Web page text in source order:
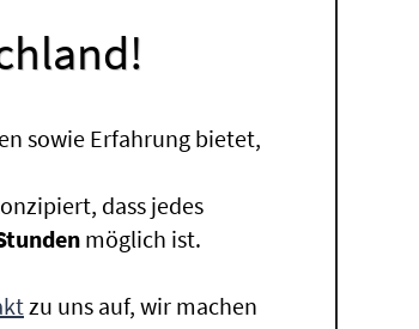
sowie Erfahrung bietet,
dass jedes
möglich ist.
zu uns auf, wir machen